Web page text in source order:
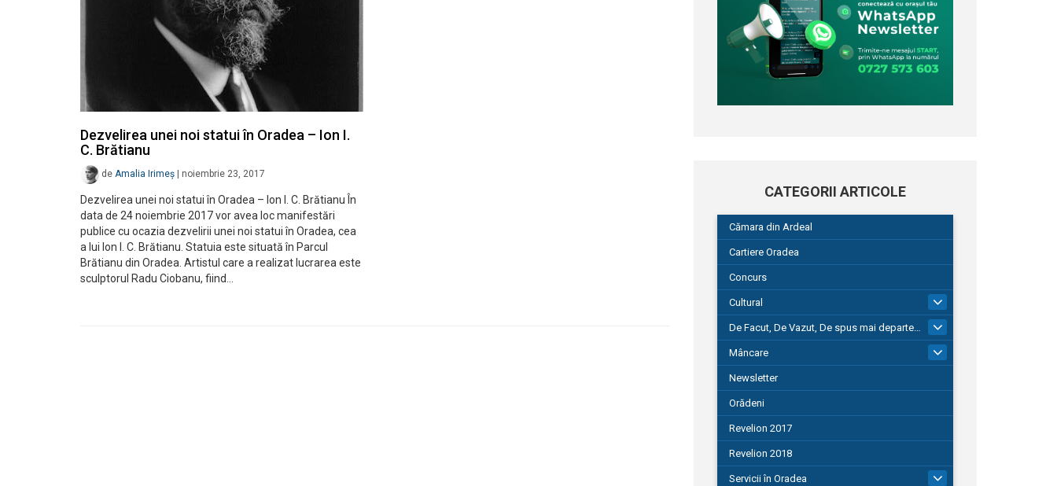
Dezvelirea unei noi statui în Oradea – Ion I.
C. Brătianu
de Amalia Irimeș noiembrie 23, 2017
Dezvelirea unei noi statui în Oradea – Ion I. C. Brătianu În
data de 24 noiembrie 2017 vor avea loc manifestări
publice cu ocazia dezvelirii unei noi statui în Oradea, cea
a lui Ion I. C. Brătianu. Statuia este situată în Parcul
Brătianu din Oradea. Artistul care a realizat lucrarea este
sculptorul Radu Ciobanu, fiind…
CATEGORII ARTICOLE
Cămara din Ardeal
Cartiere Oradea
Concurs
Cultural
De Facut, De Vazut, De spus mai departe…
580
Mâncare
Newsletter
Orădeni
Revelion 2017
Revelion 2018
Servicii în Oradea
104